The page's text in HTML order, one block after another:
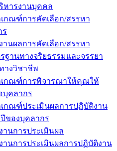
หารงานบุคคล
เกณฑ์การคัดเลือก/สรรหา
ร
านผลการคัดเลือก/สรรหา
ฐานทางจริยธรรมและจรรยา
างวิชาชีพ
เกณฑ์การพิจารณาให้คุณให้
บุคลากร
เกณฑ์ประเมินผลการปฏิบัติงาน
ของบุคลากร
านการประเมินผล
านการประเมินผลการปฏิบัติงาน